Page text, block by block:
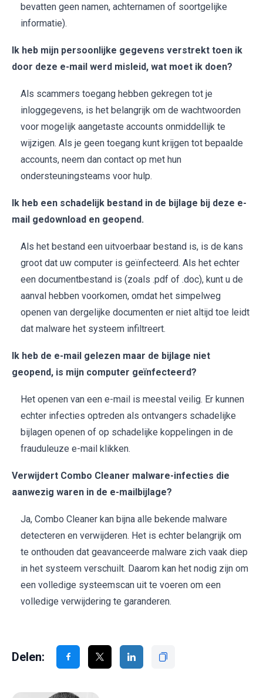
bevatten geen namen, achternamen of soortgelijke
informatie).
Ik heb mijn persoonlijke gegevens verstrekt toen ik
door deze e-mail werd misleid, wat moet ik doen?
Als scammers toegang hebben gekregen tot je
inloggegevens, is het belangrijk om de wachtwoorden
voor mogelijk aangetaste accounts onmiddellijk te
wijzigen. Als je geen toegang kunt krijgen tot bepaalde
accounts, neem dan contact op met hun
ondersteuningsteams voor hulp.
Ik heb een schadelijk bestand in de bijlage bij deze e-
mail gedownload en geopend.
Als het bestand een uitvoerbaar bestand is, is de kans
groot dat uw computer is geïnfecteerd. Als het echter
een documentbestand is (zoals .pdf of .doc), kunt u de
aanval hebben voorkomen, omdat het simpelweg
openen van dergelijke documenten er niet altijd toe leidt
dat malware het systeem infiltreert.
Ik heb de e-mail gelezen maar de bijlage niet
geopend, is mijn computer geïnfecteerd?
Het openen van een e-mail is meestal veilig. Er kunnen
echter infecties optreden als ontvangers schadelijke
bijlagen openen of op schadelijke koppelingen in de
frauduleuze e-mail klikken.
Verwijdert Combo Cleaner malware-infecties die
aanwezig waren in de e-mailbijlage?
Ja, Combo Cleaner kan bijna alle bekende malware
detecteren en verwijderen. Het is echter belangrijk om
te onthouden dat geavanceerde malware zich vaak diep
in het systeem verschuilt. Daarom kan het nodig zijn om
een volledige systeemscan uit te voeren om een
volledige verwijdering te garanderen.
Delen: